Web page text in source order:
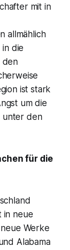
mit in
allmählich
die
den
ist stark
um die
unter den
für die
in neue
Werke
Alabama